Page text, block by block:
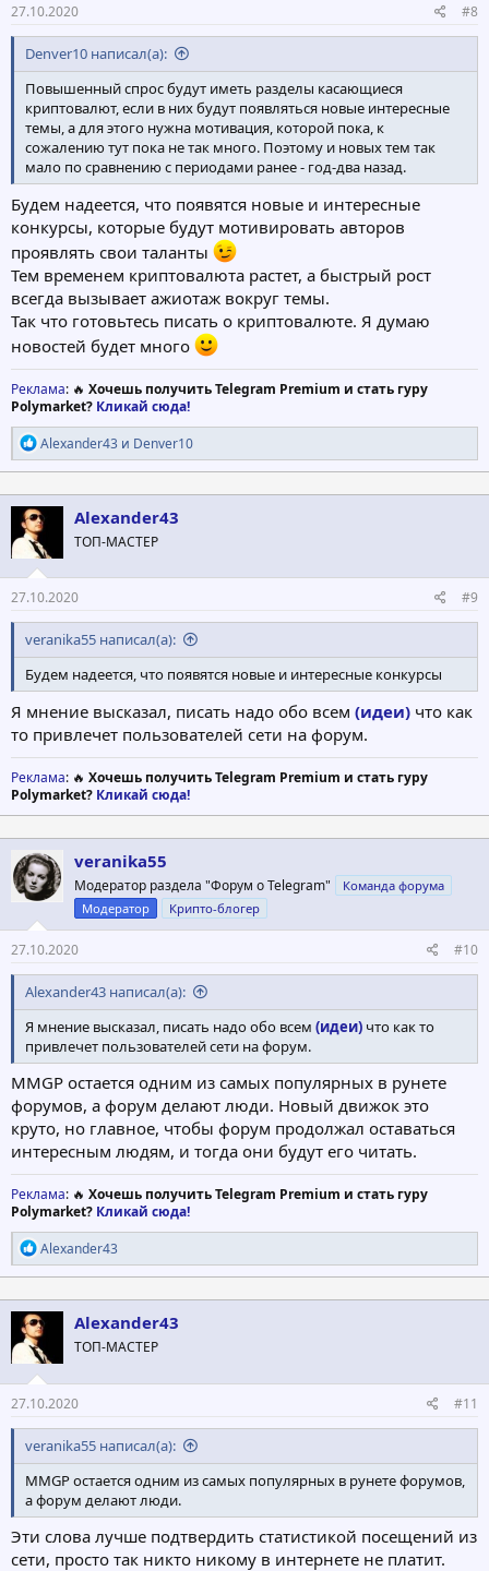
27.10.2020 #8
Denver10 написал(а):
Повышенный спрос будут иметь разделы касающиеся
криптовалют, если в них будут появляться новые интересные
темы, а для этого нужна мотивация, которой пока, к
сожалению тут пока не так много. Поэтому и новых тем так
мало по сравнению с периодами ранее - год-два назад.
Будем надеется, что появятся новые и интересные
конкурсы, которые будут мотивировать авторов
проявлять свои таланты
Тем временем криптовалюта растет, а быстрый рост
всегда вызывает ажиотаж вокруг темы.
Так что готовьтесь писать о криптовалюте. Я думаю
новостей будет много
Реклама: 🔥 Хочешь получить Telegram Premium и стать гуру
Polymarket? Кликай сюда!
Р
е
а
к
ц
и
и
:
Alexander43 и Denver10
Alexander43
ТОП-МАСТЕР
27.10.2020 #9
veranika55 написал(а):
Будем надеется, что появятся новые и интересные конкурсы
Я мнение высказал, писать надо обо всем (идеи) что как
то привлечет пользователей сети на форум.
Реклама: 🔥 Хочешь получить Telegram Premium и стать гуру
Polymarket? Кликай сюда!
veranika55
Модератор раздела "Форум о Telegram"
Команда форума
Модератор
Крипто-блогер
27.10.2020 #10
Alexander43 написал(а):
Я мнение высказал, писать надо обо всем (идеи) что как то
привлечет пользователей сети на форум.
MMGP остается одним из самых популярных в рунете
форумов, а форум делают люди. Новый движок это
круто, но главное, чтобы форум продолжал оставаться
интересным людям, и тогда они будут его читать.
Реклама: 🔥 Хочешь получить Telegram Premium и стать гуру
Polymarket? Кликай сюда!
Р
е
а
к
ц
и
и
:
Alexander43
Alexander43
ТОП-МАСТЕР
27.10.2020 #11
veranika55 написал(а):
MMGP остается одним из самых популярных в рунете форумов,
а форум делают люди.
Эти слова лучше подтвердить статистикой посещений из
сети, просто так никто никому в интернете не платит.